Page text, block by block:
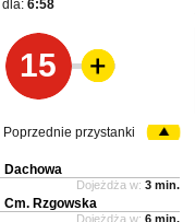
dla: 6:58
15
Poprzednie przystanki
Dachowa
Dojeżdża w: 3 min.
Cm. Rzgowska
Dojeżdża w: 6 min.